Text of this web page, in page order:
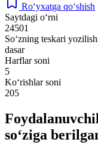
Ro‘yxatga qo‘shish
Saytdagi o‘rni
24501
So‘zning teskari
dasar
Harflar soni
5
Ko‘rishlar soni
205
so‘ziga